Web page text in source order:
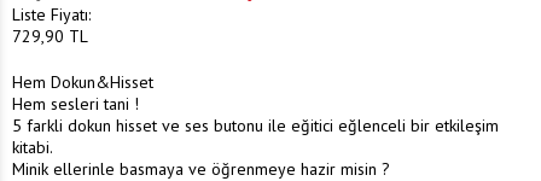
Liste Fiyatı:
729,90 TL
Hem Dokun&Hisset
Hem sesleri tani !
5 farkli dokun hisset ve ses butonu ile eğitici eğlenceli bir etkileşim
kitabi.
Minik ellerinle basmaya ve öğrenmeye hazir misin ?